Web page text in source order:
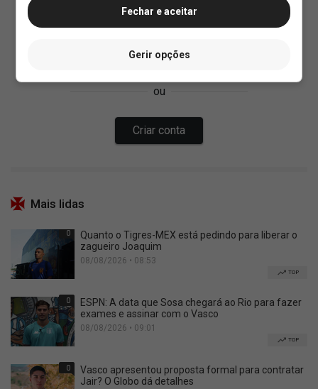
Mais lidas
0
Quanto o Tigres-MEX está pedindo para liberar o
zagueiro Joaquim
08/08/2026 • 08:53
TOP
0
ESPN: A data que Sosa chegará ao Rio para fazer
exames e assinar com o Vasco
08/08/2026 • 09:01
TOP
0
Vasco apresentou proposta formal para contratar
Jair? O Globo dá detalhes
Fechar e aceitar
Gerir opções